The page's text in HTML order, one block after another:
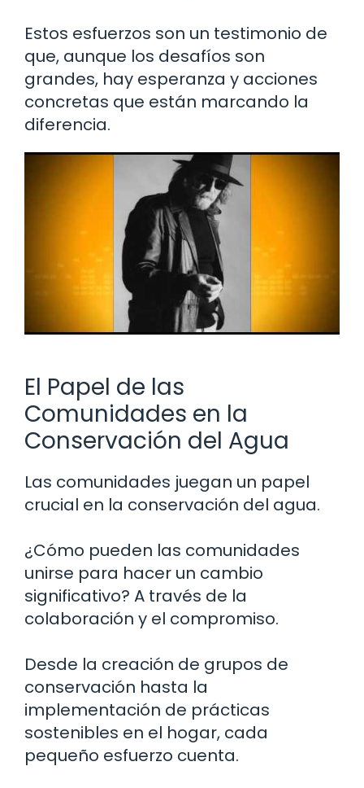
Estos esfuerzos son un testimonio de
que, aunque los desafíos son
grandes, hay esperanza y acciones
concretas que están marcando la
diferencia.
El Papel de las
Comunidades en la
Conservación del Agua
Las comunidades juegan un papel
crucial en la conservación del agua.
¿Cómo pueden las comunidades
unirse para hacer un cambio
significativo? A través de la
colaboración y el compromiso.
Desde la creación de grupos de
conservación hasta la
implementación de prácticas
sostenibles en el hogar, cada
pequeño esfuerzo cuenta.